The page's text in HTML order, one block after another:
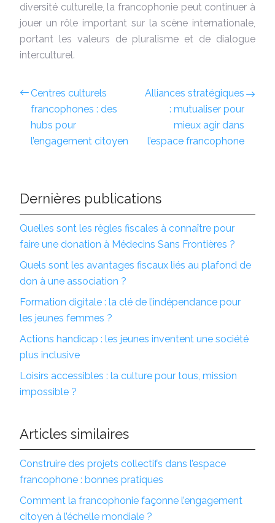
diversité culturelle, la francophonie peut continuer à
jouer un rôle important sur la scène internationale,
portant les valeurs de pluralisme et de dialogue
interculturel.
Centres culturels
francophones : des
hubs pour
l’engagement citoyen
Alliances stratégiques
: mutualiser pour
mieux agir dans
l’espace francophone
Dernières publications
Quelles sont les règles fiscales à connaître pour
faire une donation à Médecins Sans Frontières ?
Quels sont les avantages fiscaux liés au plafond de
don à une association ?
Formation digitale : la clé de l’indépendance pour
les jeunes femmes ?
Actions handicap : les jeunes inventent une société
plus inclusive
Loisirs accessibles : la culture pour tous, mission
impossible ?
Articles similaires
Construire des projets collectifs dans l’espace
francophone : bonnes pratiques
Comment la francophonie façonne l’engagement
citoyen à l’échelle mondiale ?